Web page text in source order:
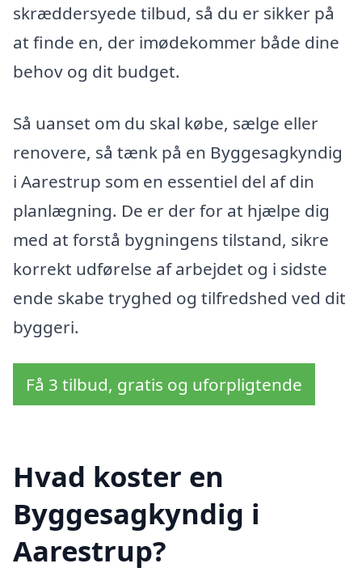
skræddersyede tilbud, så du er sikker på
at finde en, der imødekommer både dine
behov og dit budget.
Så uanset om du skal købe, sælge eller
renovere, så tænk på en Byggesagkyndig
i Aarestrup som en essentiel del af din
planlægning. De er der for at hjælpe dig
med at forstå bygningens tilstand, sikre
korrekt udførelse af arbejdet og i sidste
ende skabe tryghed og tilfredshed ved dit
byggeri.
Få 3 tilbud, gratis og uforpligtende
Hvad koster en
Byggesagkyndig i
Aarestrup?